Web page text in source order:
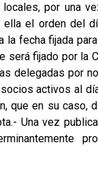
por una
el orden del
la fecha fijada
será fijado por la
delegadas por
activos al
que en su caso,
Una vez